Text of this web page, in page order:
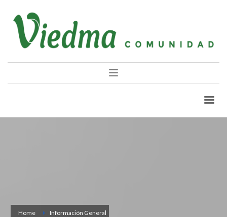
Home Información General